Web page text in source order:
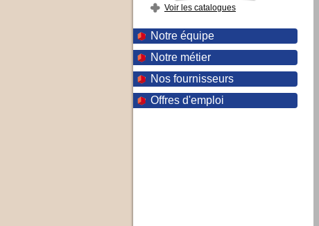
Voir les catalogues
Notre équipe
Notre métier
Nos fournisseurs
Offres d'emploi